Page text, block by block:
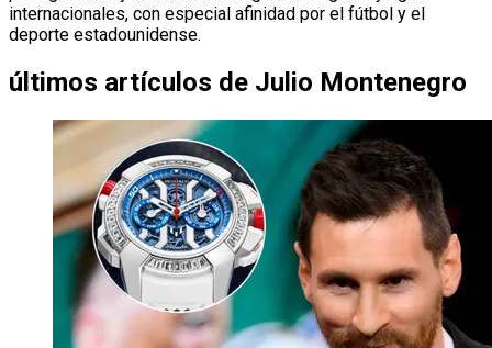
internacionales, con especial afinidad por el fútbol y el
deporte estadounidense.
últimos artículos de Julio Montenegro